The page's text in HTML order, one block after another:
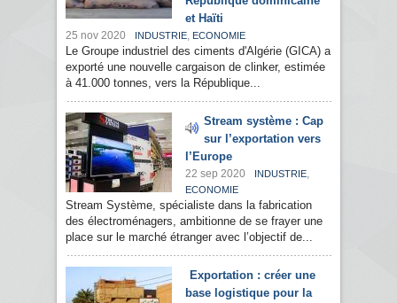
et Haïti
25 nov 2020 INDUSTRIE, ECONOMIE
Le Groupe industriel des ciments d'Algérie (GICA) a
exporté une nouvelle cargaison de clinker, estimée
à 41.000 tonnes, vers la République...
Stream système : Cap
sur l’exportation vers
l’Europe
22 sep 2020 INDUSTRIE,
ECONOMIE
Stream Système, spécialiste dans la fabrication
des électroménagers, ambitionne de se frayer une
place sur le marché étranger avec l’objectif de...
Exportation : créer une
base logistique pour la